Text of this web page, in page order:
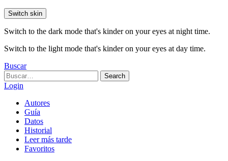
Switch skin
Switch to the dark mode that's kinder on your eyes at night time.
Switch to the light mode that's kinder on your eyes at day time.
Buscar
Search
for:
Search
Login
Autores
Guía
Datos
Historial
Leer más tarde
Favoritos